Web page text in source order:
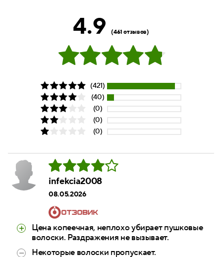
4.9 (461 отзывов)
(421)
(40)
(0)
(0)
(0)
infekcia2008
08.05.2026
Цена копеечная, неплохо убирает пушковые
волоски. Раздражения не вызывает.
Некоторые волоски пропускает.